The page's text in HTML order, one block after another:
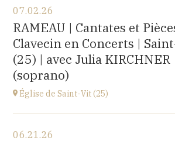
Eglise de Faucogney-et-la-Mer
(70310)
at17H00
07.02.26
RAMEAU | Cantates et
Clavecin en Concerts |
(25) | avec Julia KIRCHNER
(soprano)
Église de Saint-Vit (25)
06.21.26